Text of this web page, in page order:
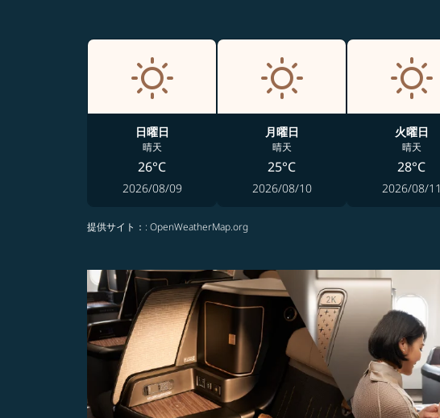
日曜日
晴天
26°C
2026/08/09
月曜日
晴天
25°C
2026/08/10
火曜日
晴天
28°C
2026/08/11
提供サイト： : OpenWeatherMap.org